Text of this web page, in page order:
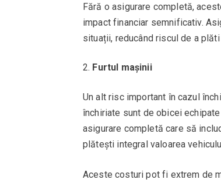
Fără o asigurare completă,
impact financiar semnificativ.
situații, reducând riscul de a
Furtul mașinii
Un alt risc important în cazul
închiriate sunt de obicei
asigurare completă care să
plătești integral valoarea
Aceste costuri pot fi extrem de